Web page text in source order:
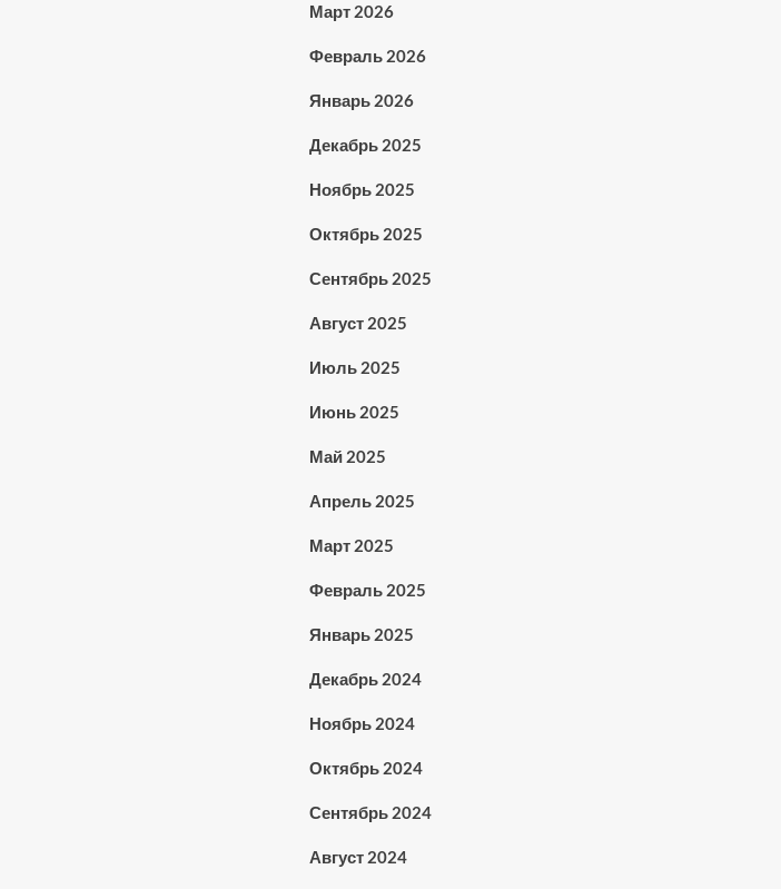
Март 2026
Февраль 2026
Январь 2026
Декабрь 2025
Ноябрь 2025
Октябрь 2025
Сентябрь 2025
Август 2025
Июль 2025
Июнь 2025
Май 2025
Апрель 2025
Март 2025
Февраль 2025
Январь 2025
Декабрь 2024
Ноябрь 2024
Октябрь 2024
Сентябрь 2024
Август 2024